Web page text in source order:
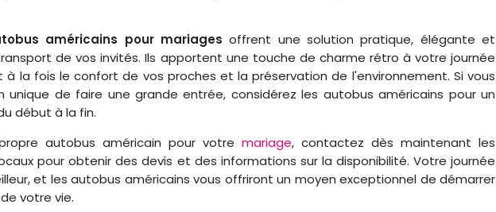
américains pour mariages offrent une solution pratique, élégante et
de vos invités. Ils apportent une touche de charme rétro à votre journée
à la fois le confort de vos proches et la préservation de l'environnement. Si vous
unique de faire une grande entrée, considérez les autobus américains pour un
début à la fin.
autobus américain pour votre mariage, contactez dès maintenant les
pour obtenir des devis et des informations sur la disponibilité. Votre journée
et les autobus américains vous offriront un moyen exceptionnel de démarrer
votre vie.